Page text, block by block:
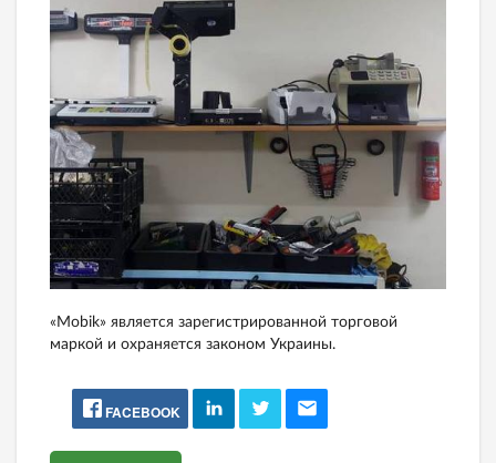
«Mobik» является зарегистрированной торговой
маркой и охраняется законом Украины.
FACEBOOK